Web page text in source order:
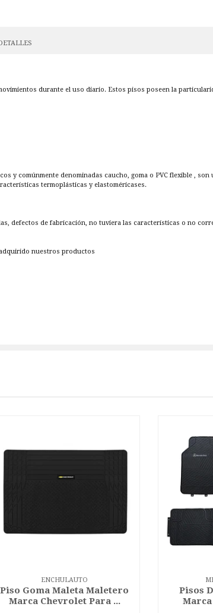
durante el uso diario. Estos pisos poseen la
y comúnmente denominadas caucho, goma o PVC flexible , son
termoplásticas y elastoméricases.
defectos de fabricación, no tuviera las características o no
nuestros productos
ENCHULAUTO
Piso Goma Maleta Maletero
Marca Chevrolet Para ...
Pisos